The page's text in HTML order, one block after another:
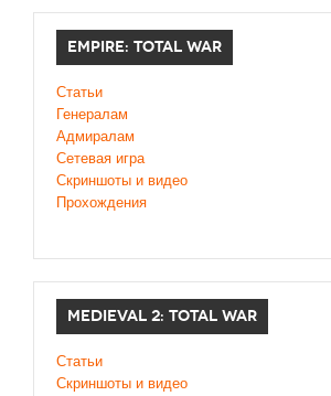
EMPIRE: TOTAL WAR
Статьи
Генералам
Адмиралам
Сетевая игра
Скриншоты и видео
Прохождения
MEDIEVAL 2: TOTAL WAR
Статьи
Скриншоты и видео